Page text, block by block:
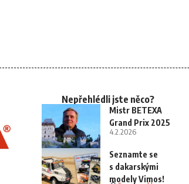
Nepřehlédli jste něco?
Mistr BETEXA
Grand Prix 2025
4.2.2026
Seznamte se
s dakarskými
modely Vimos!